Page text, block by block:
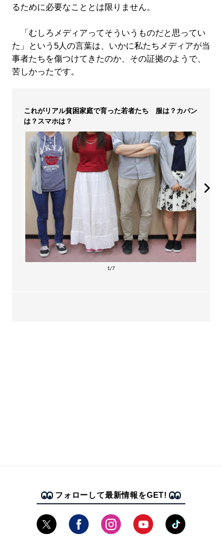
るために必要なこととは限りません。
「むしろメディアってそういうものだと思ってい
た」という5人の言葉は、いかに私たちメディアが当
事者たちを傷つけてきたのか、その証拠のようで、
苦しかったです。
これがリアル貧困家庭で育った若者たち 服は？カバン
は？スマホは？
1/7
フォローして最新情報をGET!